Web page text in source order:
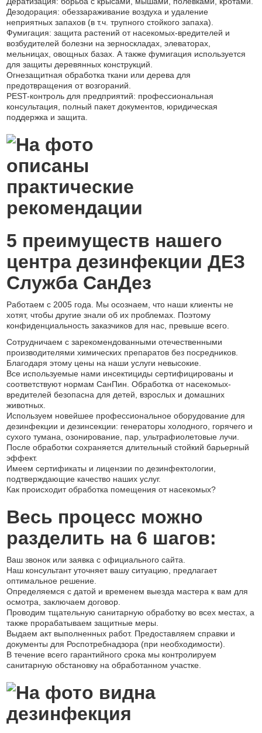
Дезодорация: обеззараживание воздуха и удаление
неприятных запахов (в т.ч. трупного стойкого запаха).
Фумигация: защита растений от насекомых-вредителей и
возбудителей болезни на зерноскладах, элеваторах,
мельницах, овощных базах. А также фумигация используется
для защиты деревянных конструкций.
Огнезащитная обработка ткани или дерева для
предотвращения от возгораний.
PEST-контроль для предприятий: профессиональная
консультация, полный пакет документов, юридическая
поддержка и защита.
5 преимуществ нашего
центра дезинфекции ДЕЗ
Служба СанДез
Работаем с 2005 года. Мы осознаем, что наши клиенты не
хотят, чтобы другие знали об их проблемах. Поэтому
конфиденциальность заказчиков для нас, превыше всего.
Сотрудничаем с зарекомендованными отечественными
производителями химических препаратов без посредников.
Благодаря этому цены на наши услуги невысокие.
Все используемые нами инсектициды сертифицированы и
соответствуют нормам СанПин. Обработка от насекомых-
вредителей безопасна для детей, взрослых и домашних
животных.
Используем новейшее профессиональное оборудование для
дезинфекции и дезинсекции: генераторы холодного, горячего и
сухого тумана, озонирование, пар, ультрафиолетовые лучи.
После обработки сохраняется длительный стойкий барьерный
эффект.
Имеем сертификаты и лицензии по дезинфектологии,
подтверждающие качество наших услуг.
Как происходит обработка помещения от насекомых?
Весь процесс можно
разделить на 6 шагов:
Ваш звонок или заявка с официального сайта.
Наш консультант уточняет вашу ситуацию, предлагает
оптимальное решение.
Определяемся с датой и временем выезда мастера к вам для
осмотра, заключаем договор.
Проводим тщательную санитарную обработку во всех местах, а
также прорабатываем защитные меры.
Выдаем акт выполненных работ. Предоставляем справки и
документы для Роспотребнадзора (при необходимости).
В течение всего гарантийного срока мы контролируем
санитарную обстановку на обработанном участке.